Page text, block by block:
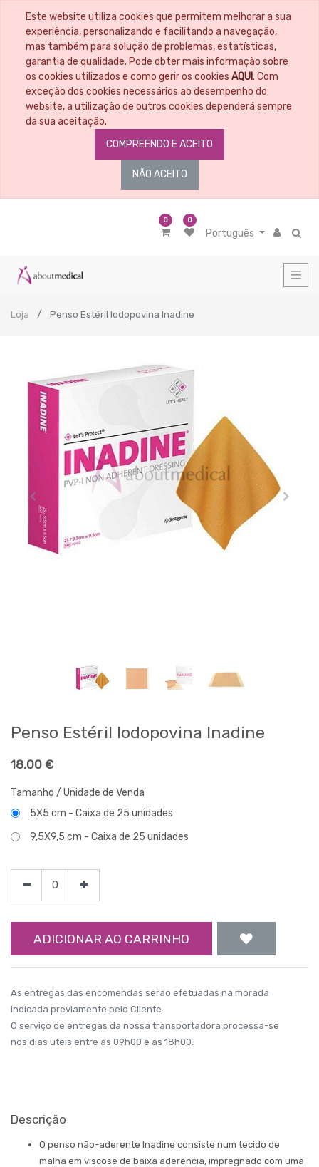
Este website utiliza cookies que permitem melhorar a sua
experiência, personalizando e facilitando a navegação,
mas também para solução de problemas, estatísticas,
garantia de qualidade. Pode obter mais informação sobre
os cookies utilizados e como gerir os cookies AQUI. Com
exceção dos cookies necessários ao desempenho do
website, a utilização de outros cookies dependerá sempre
da sua aceitação.
COMPREENDO E ACEITO
NÃO ACEITO
0 0
Português
Loja Penso Estéril Iodopovina Inadine
Penso Estéril Iodopovina Inadine
18,00 €
Tamanho / Unidade de Venda
5X5 cm - Caixa de 25 unidades
9,5X9,5 cm - Caixa de 25 unidades
ADICIONAR AO CARRINHO
As entregas das encomendas serão efetuadas na morada
indicada previamente pelo Cliente.
O serviço de entregas da nossa transportadora processa-se
nos dias úteis entre as 09h00 e as 18h00.
Descrição
O penso não-aderente Inadine consiste num tecido de
malha em viscose de baixa aderência, impregnado com uma